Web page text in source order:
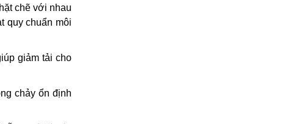
chẽ với nhau
quy chuẩn môi
giảm tải cho
chảy ổn định